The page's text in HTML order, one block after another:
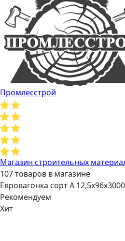
Промлесстрой
Магазин строительных
107 товаров в магазине
Евровагонка сорт А
Рекомендуем
Хит